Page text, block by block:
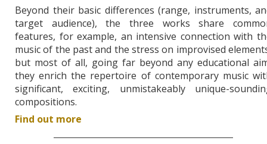
Beyond their basic differences (range, instruments,
target audience), the three works share
features, for example, an intensive connection with
music of the past and the stress on improvised
but most of all, going far beyond any educational
they enrich the repertoire of contemporary music
significant, exciting, unmistakeably unique-
compositions.
Find out more